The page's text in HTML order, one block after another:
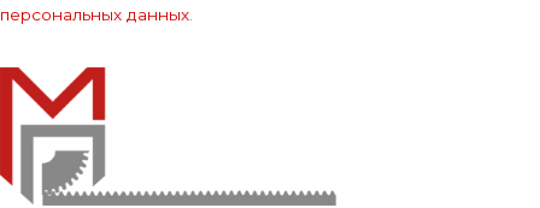
персональных данных